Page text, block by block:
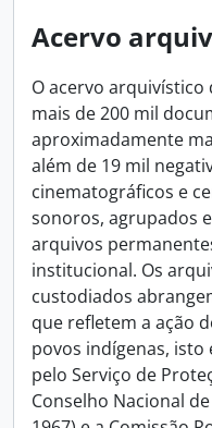
Acervo
O acervo
mais de 200 mil
aproximadamente
além de 19 mil
cinematográficos e
sonoros, agrupados
arquivos
institucional. Os
custodiados
que refletem a ação
povos indígenas,
pelo Serviço de
Conselho Nacional